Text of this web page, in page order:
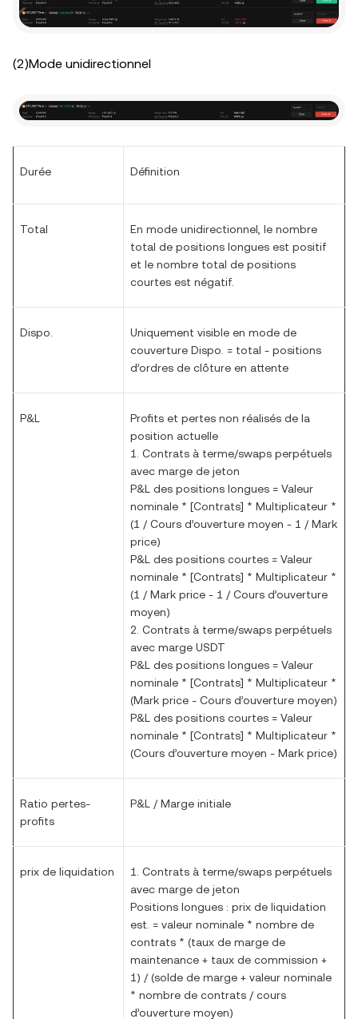
(2)Mode unidirectionnel
Durée Définition
Total
En mode unidirectionnel, le nombre
total de positions longues est positif
et le nombre total de positions
courtes est négatif.
Dispo.
Uniquement visible en mode de
couverture Dispo. = total - positions
d’ordres de clôture en attente
P&L
Profits et pertes non réalisés de la
position actuelle
1. Contrats à terme/swaps perpétuels
avec marge de jeton
P&L des positions longues = Valeur
nominale * [Contrats] * Multiplicateur *
(1 / Cours d’ouverture moyen - 1 / Mark
price)
P&L des positions courtes = Valeur
nominale * [Contrats] * Multiplicateur *
(1 / Mark price - 1 / Cours d’ouverture
moyen)
2. Contrats à terme/swaps perpétuels
avec marge USDT
P&L des positions longues = Valeur
nominale * [Contrats] * Multiplicateur *
(Mark price - Cours d’ouverture moyen)
P&L des positions courtes = Valeur
nominale * [Contrats] * Multiplicateur *
(Cours d’ouverture moyen - Mark price)
Ratio pertes-
profits
P&L / Marge initiale
prix de liquidation
1. Contrats à terme/swaps perpétuels
avec marge de jeton
Positions longues : prix de liquidation
est. = valeur nominale * nombre de
contrats * (taux de marge de
maintenance + taux de commission +
1) / (solde de marge + valeur nominale
* nombre de contrats / cours
d’ouverture moyen)